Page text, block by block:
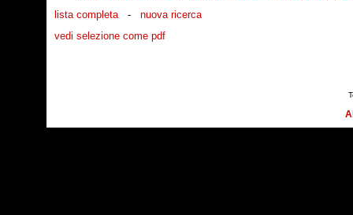
lista completa- nuova ricerca
vedi selezione come pdf